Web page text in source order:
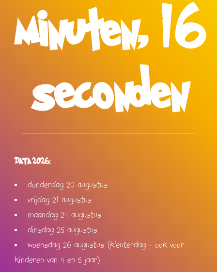
minuten, 15
seconden
DATA 2026:
donderdag 20 augustus
vrijdag 21 augustus
maandag 24 augustus
dinsdag 25 augustus
woensdag 26 augustus (kleuterdag - ook voor
kinderen van 4 en 5 jaar)